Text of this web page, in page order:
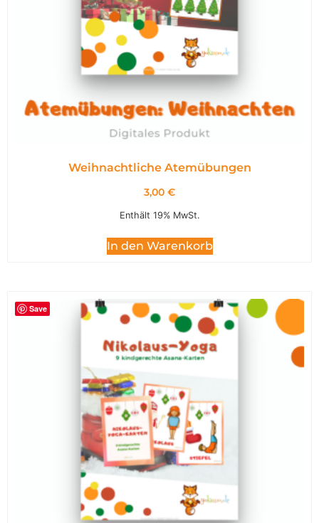
Weihnachtliche Atemübungen
3,00 €
Enthält 19% MwSt.
In den Warenkorb
Save